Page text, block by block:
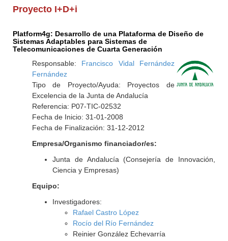
Proyecto I+D+i
Platform4g: Desarrollo de una Plataforma de Diseño de
Sistemas Adaptables para Sistemas de
Telecomunicaciones de Cuarta Generación
Responsable: Francisco Vidal Fernández
Fernández
Tipo de Proyecto/Ayuda: Proyectos de
Excelencia de la Junta de Andalucía
Referencia: P07-TIC-02532
Fecha de Inicio: 31-01-2008
Fecha de Finalización: 31-12-2012
Empresa/Organismo financiador/es:
Junta de Andalucía (Consejería de Innovación,
Ciencia y Empresas)
Equipo:
Investigadores:
Rafael Castro López
Rocío del Río Fernández
Reinier González Echevarría